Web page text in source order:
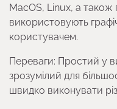
MacOS, Linux, а також
використовують
користувачем.
Переваги: Простий у
зрозумілий для
швидко виконувати